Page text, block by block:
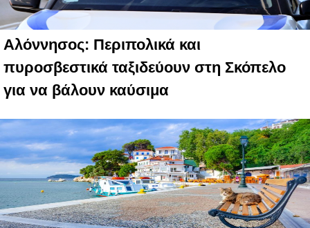
Αλόννησος: Περιπολικά και
πυροσβεστικά ταξιδεύουν στη Σκόπελο
για να βάλουν καύσιμα